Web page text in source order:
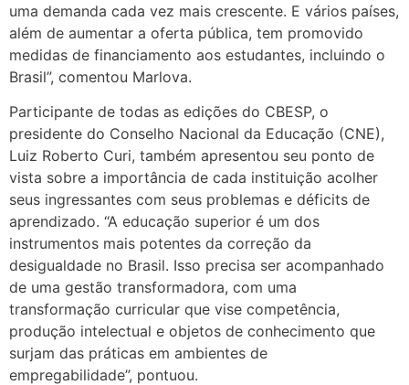
uma demanda cada vez mais crescente. E vários países,
além de aumentar a oferta pública, tem promovido
medidas de financiamento aos estudantes, incluindo o
Brasil”, comentou Marlova.
Participante de todas as edições do CBESP, o
presidente do Conselho Nacional da Educação (CNE),
Luiz Roberto Curi, também apresentou seu ponto de
vista sobre a importância de cada instituição acolher
seus ingressantes com seus problemas e déficits de
aprendizado. “A educação superior é um dos
instrumentos mais potentes da correção da
desigualdade no Brasil. Isso precisa ser acompanhado
de uma gestão transformadora, com uma
transformação curricular que vise competência,
produção intelectual e objetos de conhecimento que
surjam das práticas em ambientes de
empregabilidade”, pontuou.